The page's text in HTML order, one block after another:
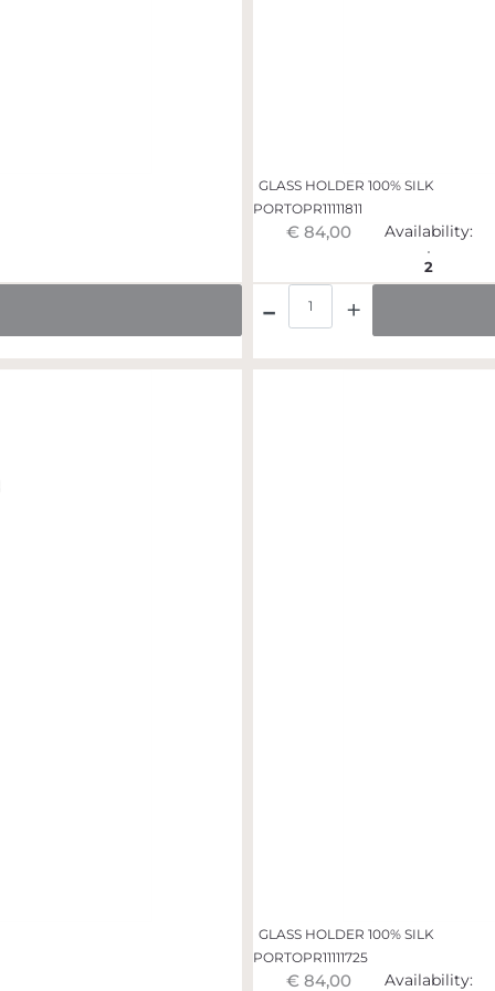
GLASS HOLDER 100% SILK
PORTOPR11111811
€ 84,00 Availability:
2
GLASS HOLDER 100% SILK
PORTOPR11111725
€ 84,00 Availability: